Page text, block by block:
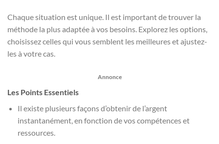
Chaque situation est unique. Il est important de trouver la
méthode la plus adaptée à vos besoins. Explorez les options,
choisissez celles qui vous semblent les meilleures et ajustez-
les à votre cas.
Annonce
Les Points Essentiels
Il existe plusieurs façons d’obtenir de l’argent
instantanément, en fonction de vos compétences et
ressources.